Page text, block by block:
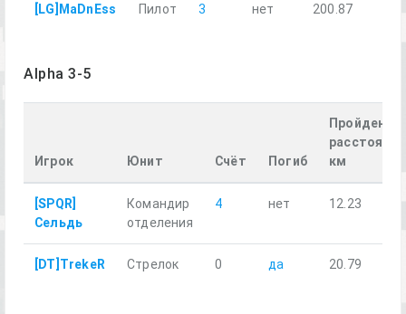
[LG]MaDnEss Пилот 3 нет 200.87
Alpha 3-5
Игрок Юнит Счёт Погиб
км
[SPQR]
Сельдь
Командир
отделения
4 нет 12.23
[DT]TrekeR Стрелок 0 да 20.79